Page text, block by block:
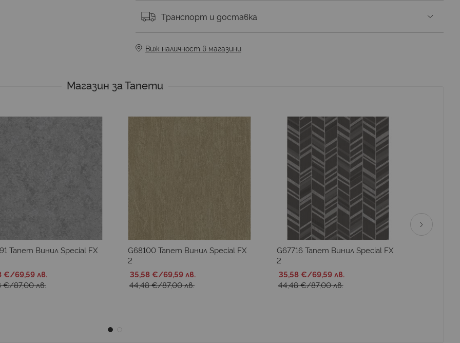
Транспорт и доставка
Виж наличност в магазини
Магазин за Тапети
Тапет Винил Special FX
€/69,59 лв.
€/87,00 лв.
G68100 Тапет Винил Special FX
2
35,58 €/69,59 лв.
44,48 €/87,00 лв.
G67716 Тапет Винил Special FX
2
35,58 €/69,59 лв.
44,48 €/87,00 лв.